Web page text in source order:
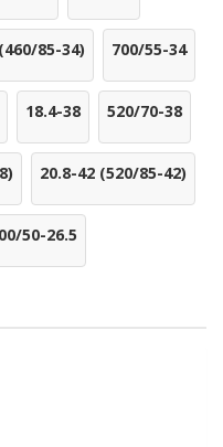
85-34) 700/55-34
18.4-38 520/70-38
20.8-42 (520/85-42)
50-26.5